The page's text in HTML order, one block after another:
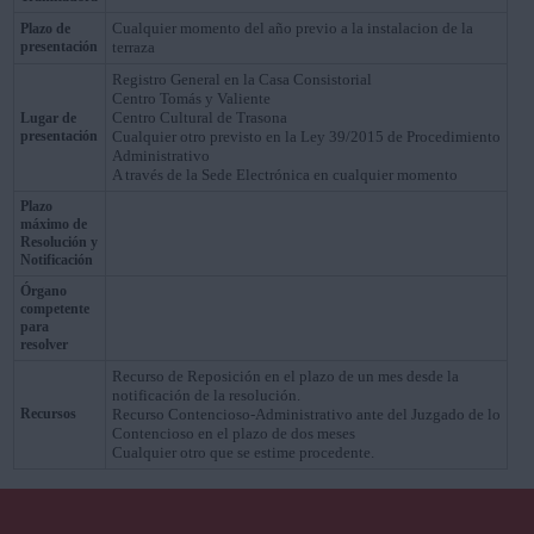
Plazo de
presentación
Cualquier momento del año previo a la instalacion de la
terraza
Lugar de
presentación
Registro General en la Casa Consistorial
Centro Tomás y Valiente
Centro Cultural de Trasona
Cualquier otro previsto en la Ley 39/2015 de Procedimiento
Administrativo
A través de la Sede Electrónica en cualquier momento
Plazo
máximo de
Resolución y
Notificación
Órgano
competente
para
resolver
Recursos
Recurso de Reposición en el plazo de un mes desde la
notificación de la resolución.
Recurso Contencioso-Administrativo ante del Juzgado de lo
Contencioso en el plazo de dos meses
Cualquier otro que se estime procedente.